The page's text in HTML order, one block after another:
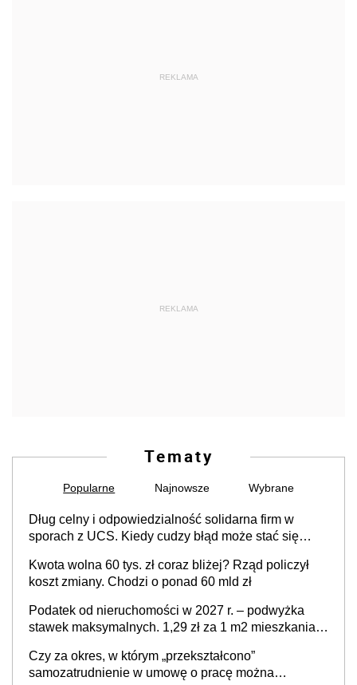
REKLAMA
REKLAMA
Tematy
Popularne Najnowsze Wybrane
Dług celny i odpowiedzialność solidarna firm w
sporach z UCS. Kiedy cudzy błąd może stać się
Kwota wolna 60 tys. zł coraz bliżej? Rząd policzył
koszt zmiany. Chodzi o ponad 60 mld zł
Podatek od nieruchomości w 2027 r. – podwyżka
stawek maksymalnych. 1,29 zł za 1 m2 mieszkania,
prowadzeniem działalności gospodarczej
Czy za okres, w którym „przekształcono”
samozatrudnienie w umowę o pracę można